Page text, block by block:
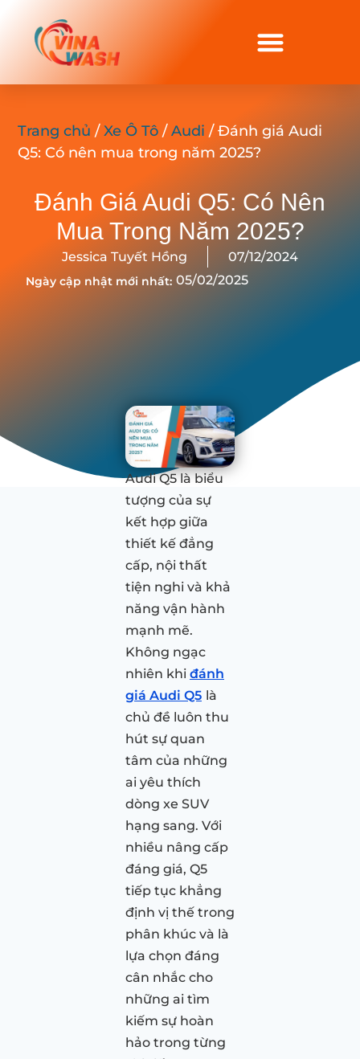
Trang chủ /Xe Ô Tô /Audi / Đánh giá Audi
Q5: Có nên mua trong năm 2025?
Đánh Giá Audi Q5: Có Nên
Mua Trong Năm 2025?
Jessica Tuyết Hồng 07/12/2024
Ngày cập nhật mới nhất: 05/02/2025
Audi Q5 là biểu
tượng của sự
kết hợp giữa
thiết kế đẳng
cấp, nội thất
tiện nghi và khả
năng vận hành
mạnh mẽ.
Không ngạc
nhiên khi đánh
giá Audi Q5 là
chủ đề luôn thu
hút sự quan
tâm của những
ai yêu thích
dòng xe SUV
hạng sang. Với
nhiều nâng cấp
đáng giá, Q5
tiếp tục khẳng
định vị thế trong
phân khúc và là
lựa chọn đáng
cân nhắc cho
những ai tìm
kiếm sự hoàn
hảo trong từng